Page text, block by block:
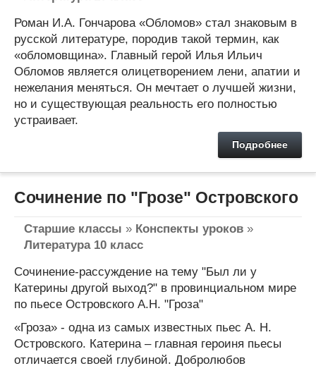
Роман И.А. Гончарова «Обломов» стал знаковым в
русской литературе, породив такой термин, как
«обломовщина». Главный герой Илья Ильич
Обломов является олицетворением лени, апатии и
нежелания меняться. Он мечтает о лучшей жизни,
но и существующая реальность его полностью
устраивает.
Подробнее
Сочинение по "Грозе" Островского
Старшие классы » Конспекты уроков »
Литература 10 класс
Сочинение-рассуждение на тему "Был ли у
Катерины другой выход?" в провинциальном мире
по пьесе Островского А.Н. "Гроза"
«Гроза» - одна из самых известных пьес А. Н.
Островского. Катерина – главная героиня пьесы
отличается своей глубиной. Добролюбов